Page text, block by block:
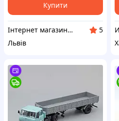
Купити
Інтернет магазин Soulmarket
5
Львів